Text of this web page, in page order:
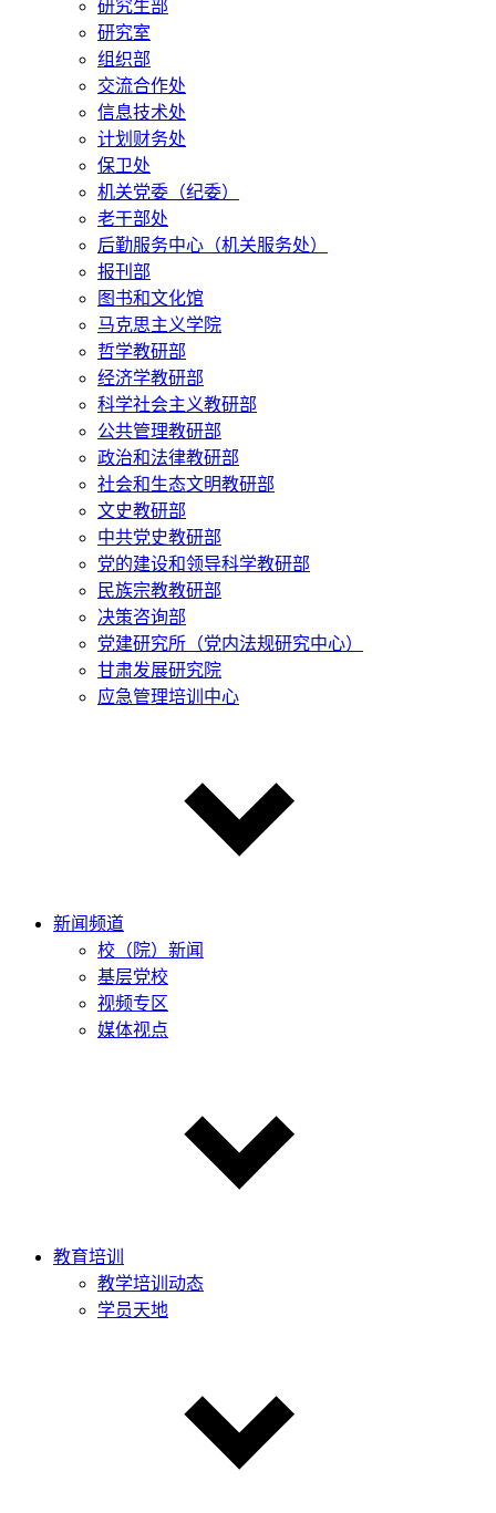
研究生部
研究室
组织部
交流合作处
信息技术处
计划财务处
保卫处
机关党委（纪委）
老干部处
后勤服务中心（机关服务处）
报刊部
图书和文化馆
马克思主义学院
哲学教研部
经济学教研部
科学社会主义教研部
公共管理教研部
政治和法律教研部
社会和生态文明教研部
文史教研部
中共党史教研部
党的建设和领导科学教研部
民族宗教教研部
决策咨询部
党建研究所（党内法规研究中心）
甘肃发展研究院
应急管理培训中心
新闻频道
校（院）新闻
基层党校
视频专区
媒体视点
教育培训
教学培训动态
学员天地